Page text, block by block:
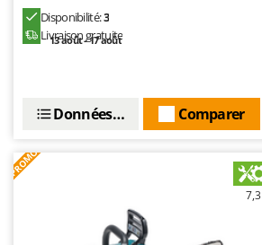
Disponibilité:3
Livraison gratuite
13 août - 17 août
Comparer
Données techniques
PROMO
7,3